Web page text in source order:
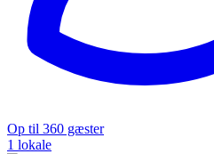
Op til 360 gæster
1 lokale